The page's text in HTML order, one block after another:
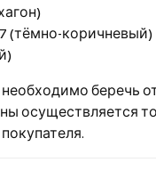
(тёмно-коричневый)
беречь
осуществляется